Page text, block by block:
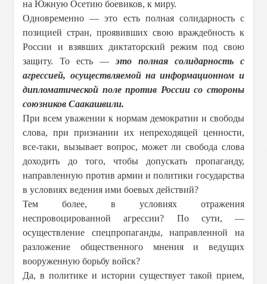
на Южную Осетию боевиков, к миру.
Одновременно — это есть полная солидарность с
позицией стран, проявивших свою враждебность к
России и взявших диктаторский режим под свою
защиту. То есть —это полная солидарность с
агрессией, осуществляемой на информационном и
дипломатической поле против России со стороны
союзников Саакашвили.
При всем уважении к нормам демократии и свободы
слова, при признании их непреходящей ценности,
все-таки, вызывает вопрос, может ли свобода слова
доходить до того, чтобы допускать пропаганду,
направленную против армии и политики государства
в условиях ведения ими боевых действий?
Тем более, в условиях отражения
неспровоцированной агрессии? По сути, —
осуществление спецпропаганды, направленной на
разложение общественного мнения и ведущих
вооруженную борьбу войск?
Да, в политике и истории существует такой прием,